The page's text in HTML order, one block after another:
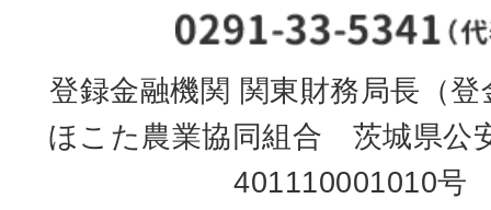
登録金融機関 関東財務局長（登
ほこた農業協同組合 茨城県
401110001010号